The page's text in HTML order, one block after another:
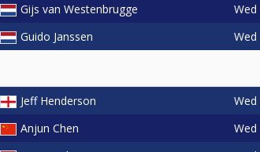
Gijs van Westenbrugge Wed
Guido Janssen Wed
Jeff Henderson Wed
Anjun Chen Wed